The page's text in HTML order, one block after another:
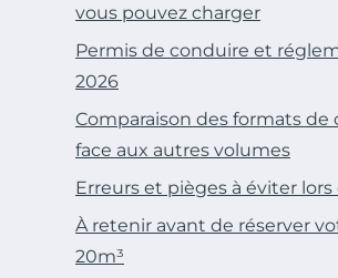
vous pouvez charger
Permis de conduire et
2026
Comparaison des formats de
face aux autres volumes
Erreurs et pièges à éviter
À retenir avant de réserver
20m³